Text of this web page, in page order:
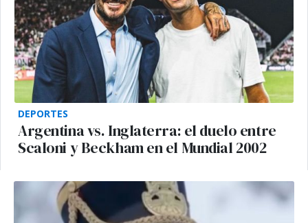
DEPORTES
Argentina vs. Inglaterra: el duelo entre
Scaloni y Beckham en el Mundial 2002